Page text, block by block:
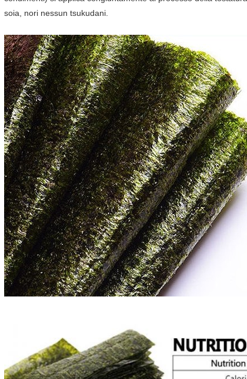
soia, nori nessun tsukudani.